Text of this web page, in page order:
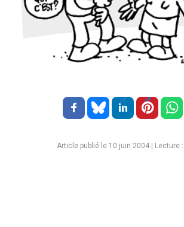
Article publié le 10 juin 2004|Lecture :